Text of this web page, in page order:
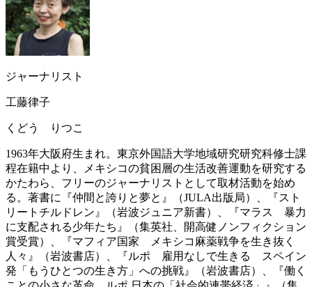
ジャーナリスト
工藤律子
くどう りつこ
1963年大阪府生まれ。東京外国語大学地域研究研究科修士課
程在籍中より、メキシコの貧困層の生活改善運動を研究する
かたわら、フリーのジャーナリストとして取材活動を始め
る。著書に『仲間と誇りと夢と』（JULA出版局）、『スト
リートチルドレン』（岩波ジュニア新書）、『マラス 暴力
に支配される少年たち』（集英社、開高健ノンフィクション
賞受賞）、『マフィア国家 メキシコ麻薬戦争を生き抜く
人々』（岩波書店）、『ルポ 雇用なしで生きる スペイン
発「もうひとつの生き方」への挑戦』（岩波書店）、『働く